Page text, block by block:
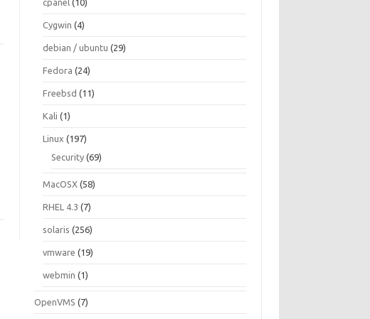
cpanel (10)
Cygwin (4)
debian / ubuntu (29)
Fedora (24)
Freebsd (11)
Kali (1)
Linux (197)
Security (69)
MacOSX (58)
RHEL 4.3 (7)
solaris (256)
vmware (19)
webmin (1)
OpenVMS (7)